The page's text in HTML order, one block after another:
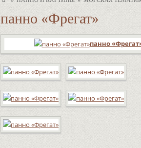
панно «Фрегат»
панно